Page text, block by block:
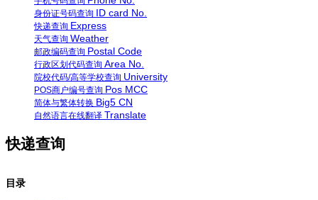
身份证号码查询 ID card No.
快递查询 Express
天气查询 Weather
邮政编码查询 Postal Code
行政区划代码查询 Area No.
院校代码/高等学校查询 University
POS商户编号查询 Pos MCC
简体与繁体转换 Big5 CN
自然语言在线翻译 Translate
快递查询
目录